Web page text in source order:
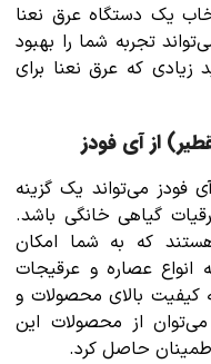
یک دستگاه عرق نعنا
تجربه شما را بهبود
که عرق نعنا برای
از آی فودز
فودز می‌تواند یک گزینه
گیاهی خانگی باشد.
که به شما امکان
انواع عصاره و عرقیجات
کیفیت بالای محصولات و
از محصولات این
حاصل کرد.